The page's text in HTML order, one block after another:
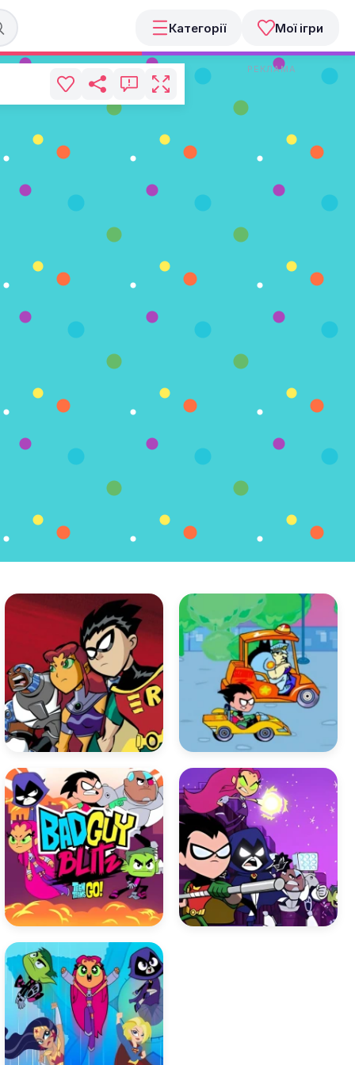
Категорії Мої ігри
РЕКЛАМА